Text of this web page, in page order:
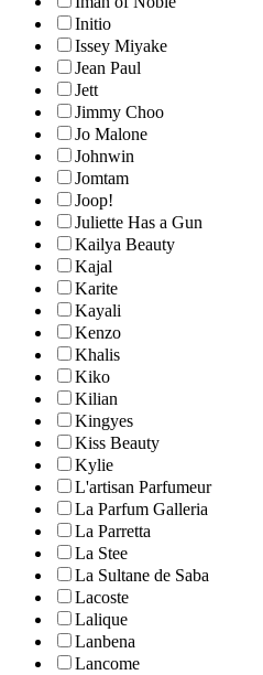
Initio
Issey Miyake
Jean Paul
Jett
Jimmy Choo
Jo Malone
Johnwin
Jomtam
Joop!
Juliette Has a Gun
Kailya Beauty
Kajal
Karite
Kayali
Kenzo
Khalis
Kiko
Kilian
Kingyes
Kiss Beauty
Kylie
L'artisan Parfumeur
La Parfum Galleria
La Parretta
La Stee
La Sultane de Saba
Lacoste
Lalique
Lanbena
Lancome